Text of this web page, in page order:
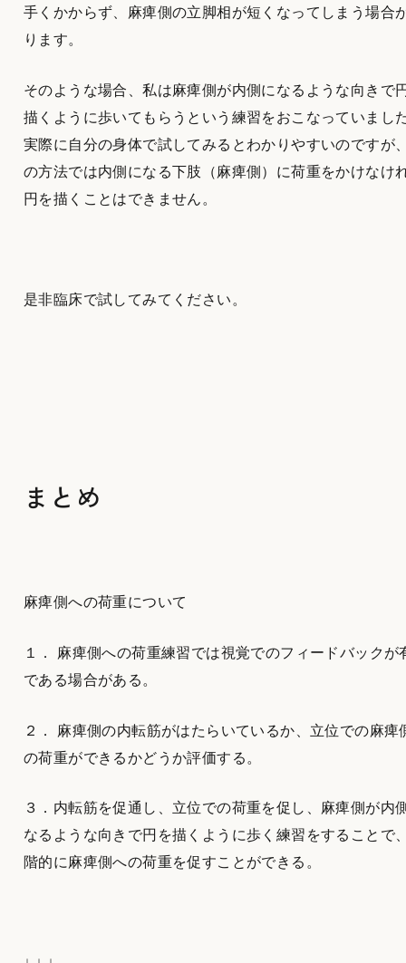
手くかからず、麻痺側の立脚相が短くなってしまう場合
ります。
そのような場合、私は麻痺側が内側になるような向きで
描くように歩いてもらうという練習をおこなっていまし
実際に自分の身体で試してみるとわかりやすいのですが
の方法では内側になる下肢（麻痺側）に荷重をかけなけ
円を描くことはできません。
是非臨床で試してみてください。
まとめ
麻痺側への荷重について
１． 麻痺側への荷重練習では視覚でのフィードバックが
である場合がある。
２． 麻痺側の内転筋がはたらいているか、立位での麻痺
の荷重ができるかどうか評価する。
３．内転筋を促通し、立位での荷重を促し、麻痺側が内
なるような向きで円を描くように歩く練習をすることで
階的に麻痺側への荷重を促すことができる。